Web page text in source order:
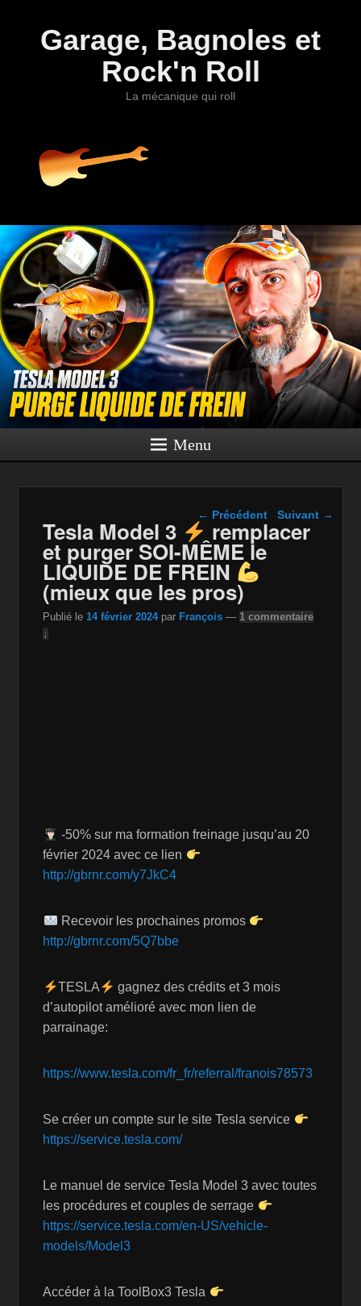
Garage, Bagnoles et
Rock'n Roll
La mécanique qui roll
Menu
Navigation dans les
articles
← Précédent Suivant →
Tesla Model 3 remplacer
et purger SOI-MÊME le
LIQUIDE DE FREIN
(mieux que les pros)
Publié le 14 février 2024 par François — 1 commentaire
↓
-50% sur ma formation freinage jusqu’au 20
février 2024 avec ce lien
http://gbrnr.com/y7JkC4
Recevoir les prochaines promos
http://gbrnr.com/5Q7bbe
TESLA
gagnez des crédits et 3 mois
d’autopilot amélioré avec mon lien de
parrainage:
https://www.tesla.com/fr_fr/referral/franois78573
Se créer un compte sur le site Tesla service
https://service.tesla.com/
Le manuel de service Tesla Model 3 avec toutes
les procédures et couples de serrage
https://service.tesla.com/en-US/vehicle-
models/Model3
Accéder à la ToolBox3 Tesla